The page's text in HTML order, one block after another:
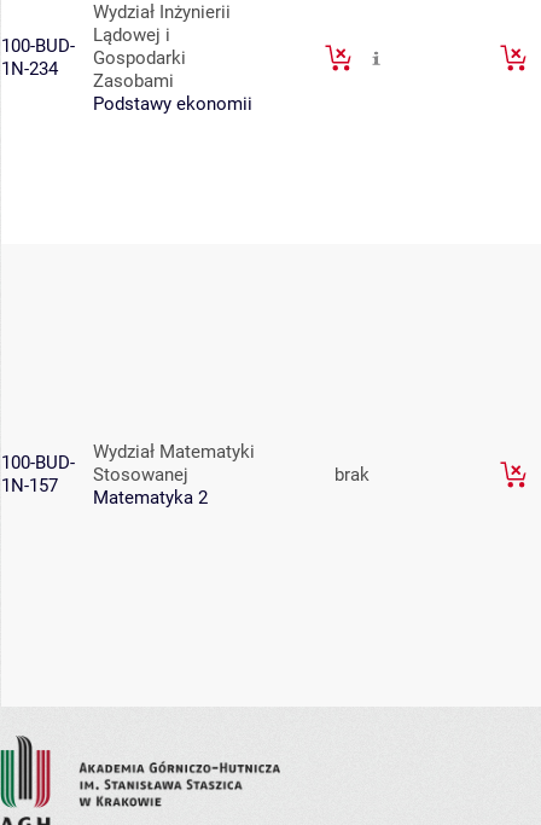
100-BUD-
1N-234
Wydział Inżynierii
Lądowej i
Gospodarki
Zasobami
Podstawy ekonomii
100-BUD-
1N-157
Wydział Matematyki
Stosowanej
Matematyka 2
brak